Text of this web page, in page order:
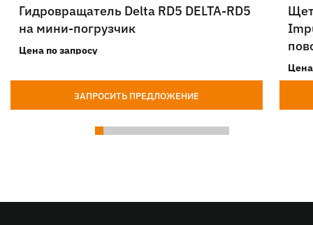
Гидровращатель Delta RD5 DELTA-RD5
на мини-погрузчик
Цена по запросу
ЗАПРОСИТЬ ПРЕДЛОЖЕНИЕ